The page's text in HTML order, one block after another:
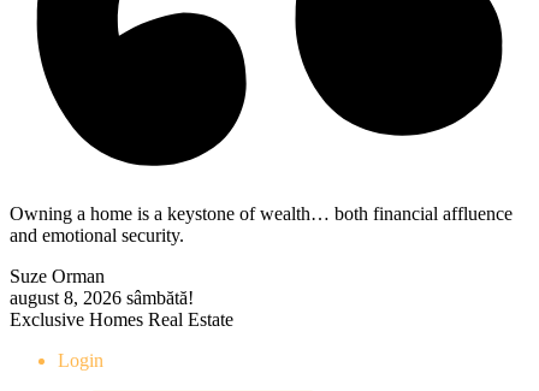
Owning a home is a keystone of wealth… both financial affluence
and emotional security.
Suze Orman
august 8, 2026 sâmbătă!
Exclusive Homes Real Estate
Login